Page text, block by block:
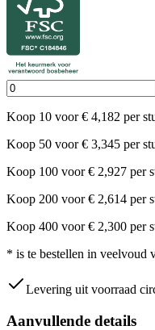
Koop 10 voor € 4,182 per
Koop 50 voor € 3,345 per
Koop 100 voor € 2,927 per
Koop 200 voor € 2,614 per
Koop 400 voor € 2,300 per
* is te bestellen in veelvoud
Levering uit voorraad
Aanvullende details